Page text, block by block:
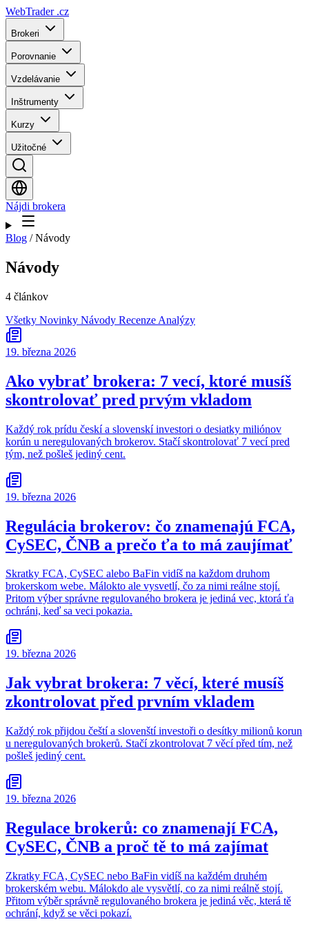
WebTrader .cz
Brokeri
Porovnanie
Vzdelávanie
Inštrumenty
Kurzy
Užitočné
Nájdi brokera
Blog / Návody
Návody
4 článkov
Všetky Novinky Návody Recenze Analýzy
19. března 2026
Ako vybrať brokera: 7 vecí, ktoré musíš
skontrolovať pred prvým vkladom
Každý rok prídu českí a slovenskí investori o desiatky miliónov
korún u neregulovaných brokerov. Stačí skontrolovať 7 vecí pred
tým, než pošleš jediný cent.
19. března 2026
Regulácia brokerov: čo znamenajú FCA,
CySEC, ČNB a prečo ťa to má zaujímať
Skratky FCA, CySEC alebo BaFin vidíš na každom druhom
brokerskom webe. Málokto ale vysvetlí, čo za nimi reálne stojí.
Pritom výber správne regulovaného brokera je jediná vec, ktorá ťa
ochráni, keď sa veci pokazia.
19. března 2026
Jak vybrat brokera: 7 věcí, které musíš
zkontrolovat před prvním vkladem
Každý rok přijdou čeští a slovenští investoři o desítky milionů korun
u neregulovaných brokerů. Stačí zkontrolovat 7 věcí před tím, než
pošleš jediný cent.
19. března 2026
Regulace brokerů: co znamenají FCA,
CySEC, ČNB a proč tě to má zajímat
Zkratky FCA, CySEC nebo BaFin vidíš na každém druhém
brokerském webu. Málokdo ale vysvětlí, co za nimi reálně stojí.
Přitom výběr správně regulovaného brokera je jediná věc, která tě
ochrání, když se věci pokazí.